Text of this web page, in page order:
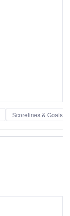
Scorelines & Goals